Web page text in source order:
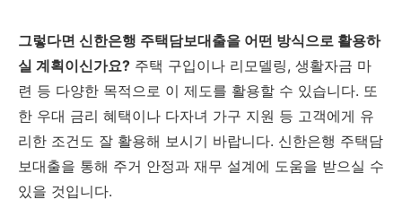
그렇다면 신한은행 주택담보대출을 어떤 방식으로 활용하
실 계획이신가요? 주택 구입이나 리모델링, 생활자금 마
련 등 다양한 목적으로 이 제도를 활용할 수 있습니다. 또
한 우대 금리 혜택이나 다자녀 가구 지원 등 고객에게 유
리한 조건도 잘 활용해 보시기 바랍니다. 신한은행 주택담
보대출을 통해 주거 안정과 재무 설계에 도움을 받으실 수
있을 것입니다.